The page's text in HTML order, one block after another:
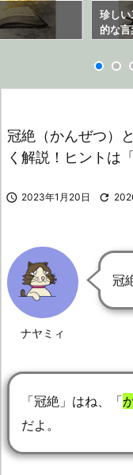
珍し
的な
冠絶（かんぜつ）
く解説！ヒントは
 2023年1月20日 
ナヤミィ
冠
「冠絶」はね、「
だよ。